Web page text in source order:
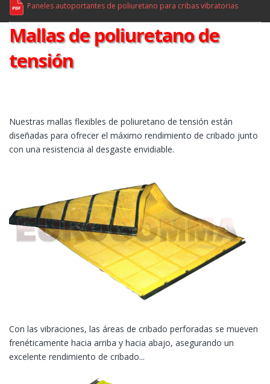
Paneles autoportantes de poliuretano para cribas vibratorias
Mallas de poliuretano de
tensión
Nuestras mallas flexibles de poliuretano de tensión están
diseñadas para ofrecer el máximo rendimiento de cribado junto
con una resistencia al desgaste envidiable.
Con las vibraciones, las áreas de cribado perforadas se mueven
frenéticamente hacia arriba y hacia abajo, asegurando un
excelente rendimiento de cribado...